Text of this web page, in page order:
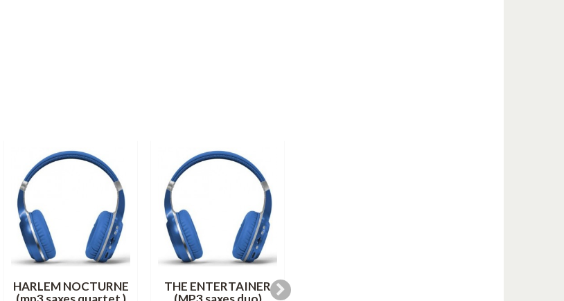
HARLEM NOCTURNE
THE ENTERTAINER